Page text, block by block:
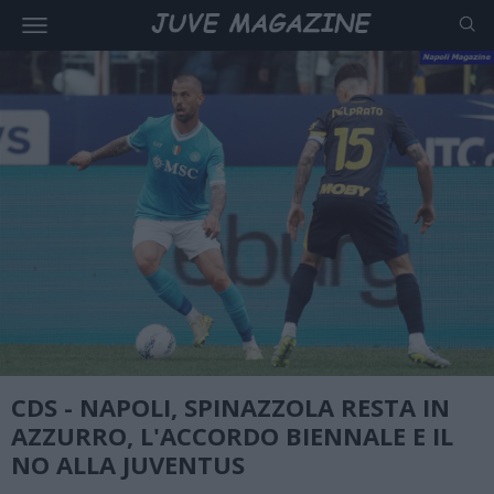
CDS - NAPOLI, SPINAZZOLA RESTA IN
AZZURRO, L'ACCORDO BIENNALE E IL
NO ALLA JUVENTUS